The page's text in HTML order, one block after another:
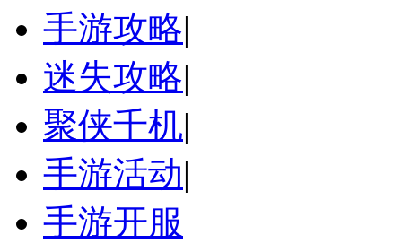
手游攻略|
迷失攻略|
聚侠千机|
手游活动|
手游开服